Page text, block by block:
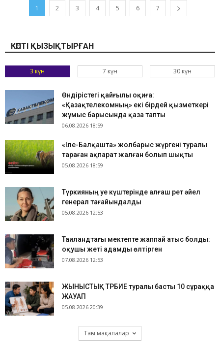
1 2 3 4 5 6 7
КӨПТІ ҚЫЗЫҚТЫРҒАН
3 күн 7 күн 30 күн
Өндірістегі қайғылы оқиға:
«Қазақтелекомның» екі бірдей қызметкері
жұмыс барысында қаза тапты
06.08.2026 18:59
«Іле-Балқашта» жолбарыс жүргені туралы
тараған ақпарат жалған болып шықты
05.08.2026 18:59
Түркияның Әуе күштерінде алғаш рет әйел
генерал тағайындалды
05.08.2026 12:53
Таиландтағы мектепте жаппай атыс болды:
оқушы жеті адамды өлтірген
07.08.2026 12:53
ЖЫНЫСТЫҚ ТӘРБИЕ туралы басты 10 сұраққа
ЖАУАП
05.08.2026 20:39
Тағы мақалалар